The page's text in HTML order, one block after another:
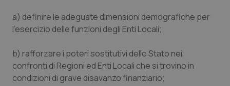
a) definire le adeguate dimensioni demografiche per
l’esercizio delle funzioni degli Enti Locali;
b) rafforzare i poteri sostitutivi dello Stato nei
confronti di Regioni ed Enti Locali che si trovino in
condizioni di grave disavanzo finanziario;